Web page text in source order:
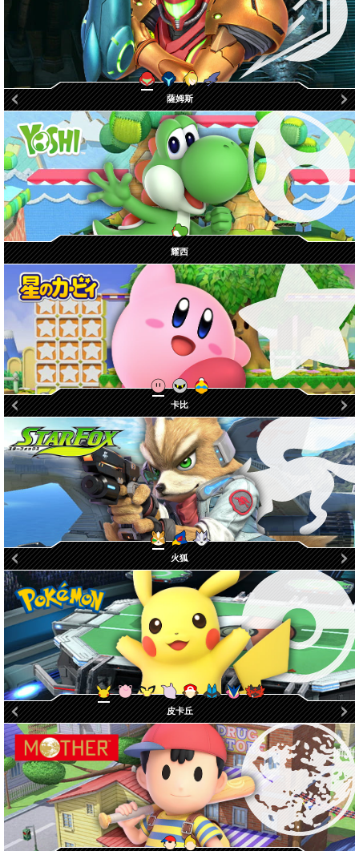
薩姆斯
黑暗薩姆斯
零裝甲薩姆斯
利德雷
耀西
卡比
魅塔騎士
帝帝帝大王
火狐
法爾科
沃爾夫
皮卡丘
胖丁
皮丘
超夢
寶可夢訓練家
路卡利歐
甲賀忍蛙
熾焰咆哮虎